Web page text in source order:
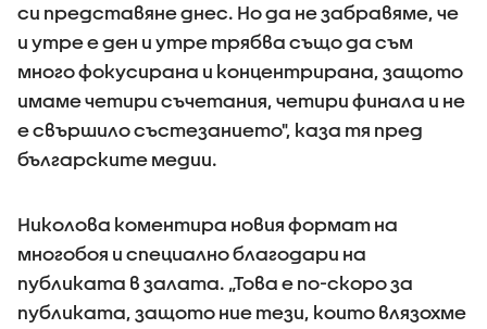
си представяне днес. Но да не забравяме, че
и утре е ден и утре трябва също да съм
много фокусирана и концентрирана, защото
имаме четири съчетания, четири финала и не
е свършило състезанието", каза тя пред
българските медии.
Николова коментира новия формат на
многобоя и специално благодари на
публиката в залата. „Това е по-скоро за
публиката, защото ние тези, които влязохме